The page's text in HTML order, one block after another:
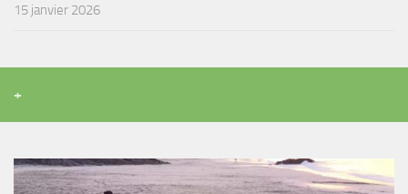
15 janvier 2026
+